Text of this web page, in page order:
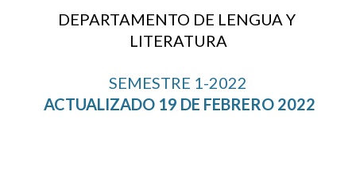
DEPARTAMENTO DE LENGUA Y
LITERATURA
SEMESTRE 1-2022
ACTUALIZADO 19 DE FEBRERO 2022